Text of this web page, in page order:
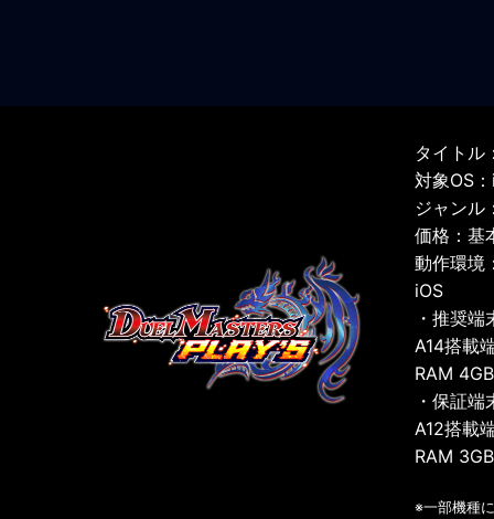
タイトル
対象OS
ジャンル
価格：基
動作環境
iOS
・推奨端
A14搭載
RAM
・保証端
A12搭載
RAM
※一部機種